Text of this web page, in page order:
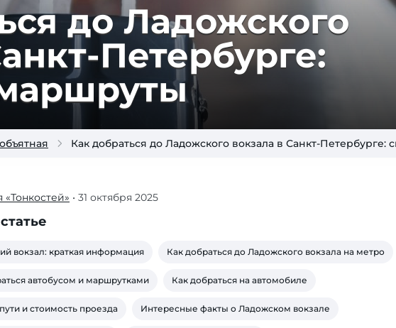
до Ладожского
Петербурге:
Как добраться до Ладожского вокзала в Санкт-
«Тонкостей» • 31 октября 2025
вокзал: краткая информация Как добраться до Ладожского вокзала на метро
автобусом и маршрутками Как добраться на автомобиле
и стоимость проезда Интересные факты о Ладожском вокзале